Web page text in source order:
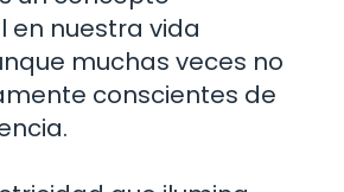
nuestra vida
muchas veces no
conscientes de